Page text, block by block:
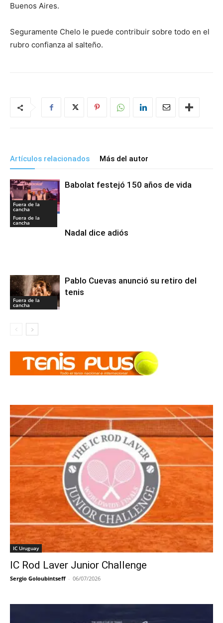
Buenos Aires.
Seguramente Chelo le puede contribuir sobre todo en el
rubro confianza al salteño.
Artículos relacionados Más del autor
Fuera de la
cancha
Babolat festejó 150 años de vida
Fuera de la
cancha
Nadal dice adiós
Fuera de la
cancha
Pablo Cuevas anunció su retiro del
tenis
IC Uruguay
IC Rod Laver Junior Challenge
Sergio Goloubintseff - 06/07/2026